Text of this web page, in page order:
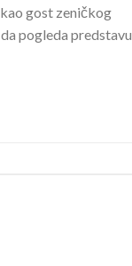
gost zeničkog
pogleda predstavu